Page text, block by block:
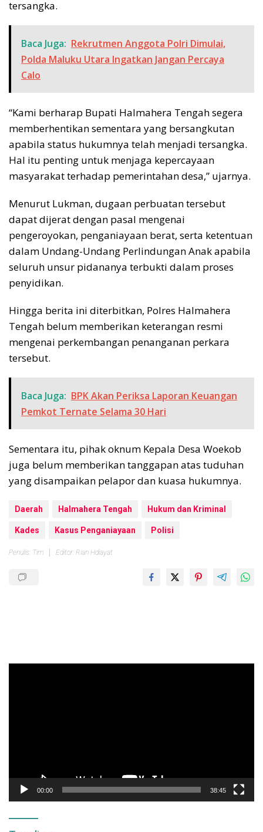
tersangka.
Baca Juga: Rekrutmen Anggota Polri Dimulai,
Polda Maluku Utara Ingatkan Jangan Percaya
Calo
“Kami berharap Bupati Halmahera Tengah segera
memberhentikan sementara yang bersangkutan
apabila status hukumnya telah menjadi tersangka.
Hal itu penting untuk menjaga kepercayaan
masyarakat terhadap pemerintahan desa,” ujarnya.
Menurut Lukman, dugaan perbuatan tersebut
dapat dijerat dengan pasal mengenai
pengeroyokan, penganiayaan berat, serta ketentuan
dalam Undang-Undang Perlindungan Anak apabila
seluruh unsur pidananya terbukti dalam proses
penyidikan.
Hingga berita ini diterbitkan, Polres Halmahera
Tengah belum memberikan keterangan resmi
mengenai perkembangan penanganan perkara
tersebut.
Baca Juga: BPK Akan Periksa Laporan Keuangan
Pemkot Ternate Selama 30 Hari
Sementara itu, pihak oknum Kepala Desa Woekob
juga belum memberikan tanggapan atas tuduhan
yang disampaikan pelapor dan kuasa hukumnya.
Daerah Halmahera Tengah Hukum dan Kriminal
Kades Kasus Penganiayaan Polisi
Penulis: Tim Editor: Rian Hdiayat
00:00 38:45